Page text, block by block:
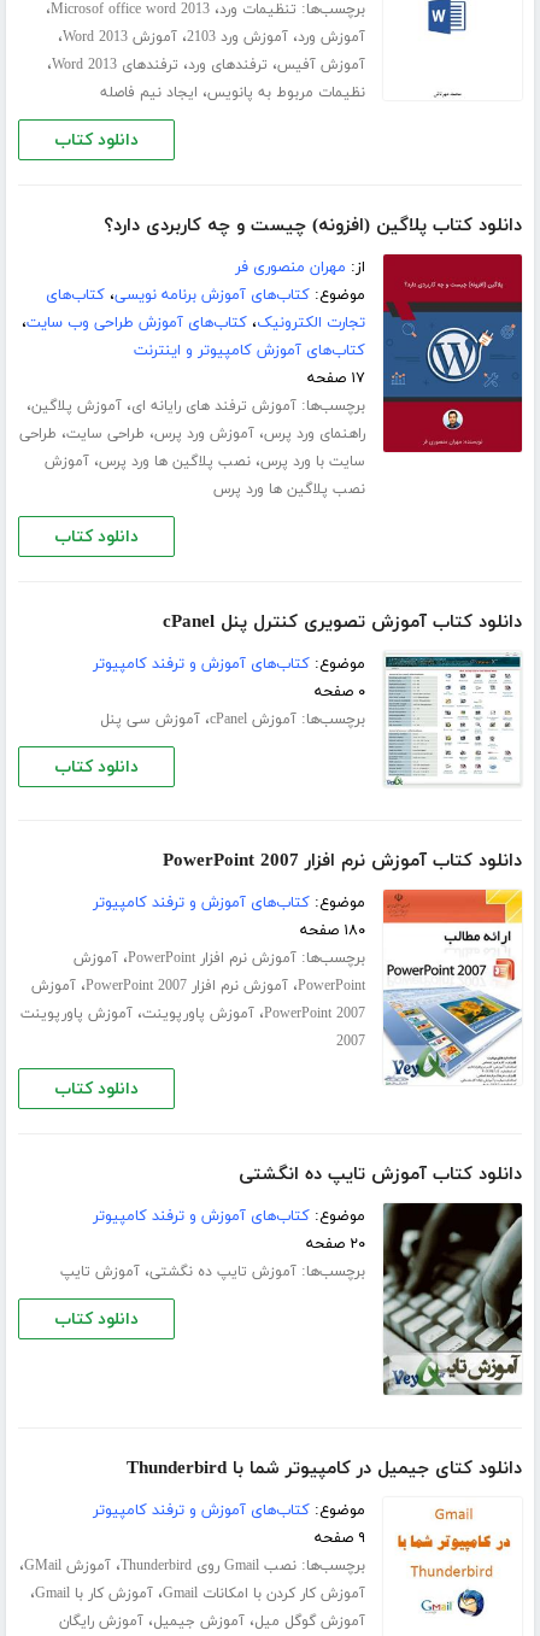
برچسب‌ها: تنظیمات ورد،Microsof office word 2013،
آموزش ورد،آموزش ورد 2103 ،آموزش Word 2013 ،
آموزش آفیس، ترفندهای ورد، ترفندهای Word 2013 ،
نظیمات مربوط به پانویس، ایجاد نیم فاصله
دانلود کتاب
دانلود کتاب پلاگین (افزونه) چیست و چه کاربردی دارد؟
از: مهران منصوری فر
موضوع:کتاب‌های آموزش برنامه نویسی،کتاب‌های
تجارت الکترونیک،کتاب‌های آموزش طراحی وب سایت،
کتاب‌های آموزش کامپیوتر و اینترنت
۱۷ صفحه
برچسب‌ها:آموزش ترفند های رایانه ای،آموزش پلاگین،
راهنمای ورد پرس،آموزش ورد پرس، طراحی سایت، طراحی
سایت با ورد پرس،نصب پلاگین ها ورد پرس،آموزش
نصب پلاگین ها ورد پرس
دانلود کتاب
دانلود کتاب آموزش تصویری کنترل پنل cPanel
موضوع:کتاب‌های آموزش و ترفند کامپیوتر
۰ صفحه
برچسب‌ها:آموزش cPanel ،آموزش سی پنل
دانلود کتاب
دانلود کتاب آموزش نرم افزار PowerPoint 2007
موضوع:کتاب‌های آموزش و ترفند کامپیوتر
۱۸۰ صفحه
برچسب‌ها:آموزش نرم افزار PowerPoint ،آموزش
PowerPoint،آموزش نرم افزار PowerPoint 2007 ،آموزش
PowerPoint 2007،آموزش پاورپوینت،آموزش پاورپوینت
2007
دانلود کتاب
دانلود کتاب آموزش تایپ ده انگشتی
موضوع:کتاب‌های آموزش و ترفند کامپیوتر
۲۰ صفحه
برچسب‌ها:آموزش تایپ ده‌ نگشتی،آموزش تایپ
دانلود کتاب
دانلود کتای جیمیل در کامپیوتر شما با Thunderbird
موضوع:کتاب‌های آموزش و ترفند کامپیوتر
۹ صفحه
برچسب‌ها:نصب Gmail روی Thunderbird ،آموزش GMail ،
آموزش کار کردن با امکانات Gmail ،آموزش کار با Gmail ،
آموزش گوگل میل،آموزش جیمیل،آموزش رایگان